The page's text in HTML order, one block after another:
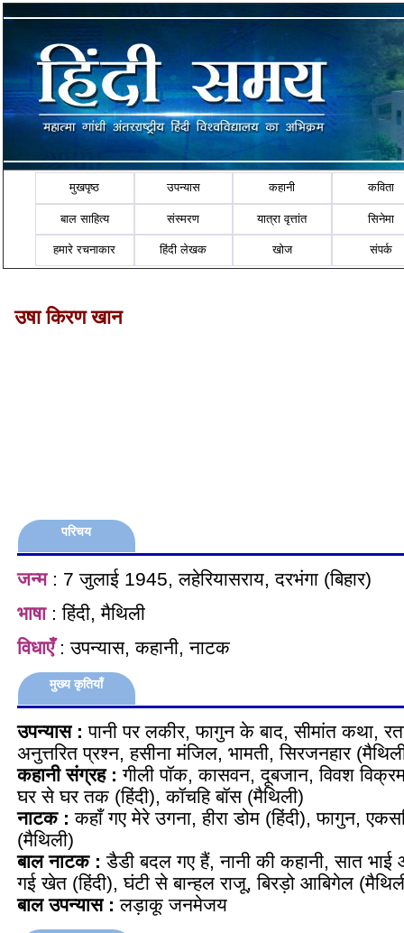
मुखपृष्ठ उपन्यास कहानी कविता
बाल साहित्य संस्मरण यात्रा वृत्तांत सिनेमा
हमारे रचनाकार हिंदी लेखक खोज संपर्क
उषा किरण खान
परिचय
जन्म: 7 जुलाई 1945, लहेरियासराय, दरभंगा (बिहार)
भाषा: हिंदी, मैथिली
विधाएँ: उपन्यास, कहानी, नाटक
मुख्य कृतियाँ
उपन्यास : पानी पर लकीर, फागुन के बाद, सीमांत कथा,
अनुत्तरित प्रश्न, हसीना मंजिल, भामती, सिरजनहार
कहानी संग्रह : गीली पॉक, कासवन, दूबजान, विवश
घर से घर तक (हिंदी), कॉचहि बॉस (मैथिली)
नाटक : कहाँ गए मेरे उगना, हीरा डोम (हिंदी), फागुन,
(मैथिली)
बाल नाटक : डैडी बदल गए हैं, नानी की कहानी, सात भाई
गई खेत (हिंदी), घंटी से बान्हल राजू, बिरड़ो आबिगेल
बाल उपन्यास : लड़ाकू जनमेजय